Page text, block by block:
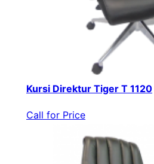
Kursi Direktur Tiger T 1120
Call for Price